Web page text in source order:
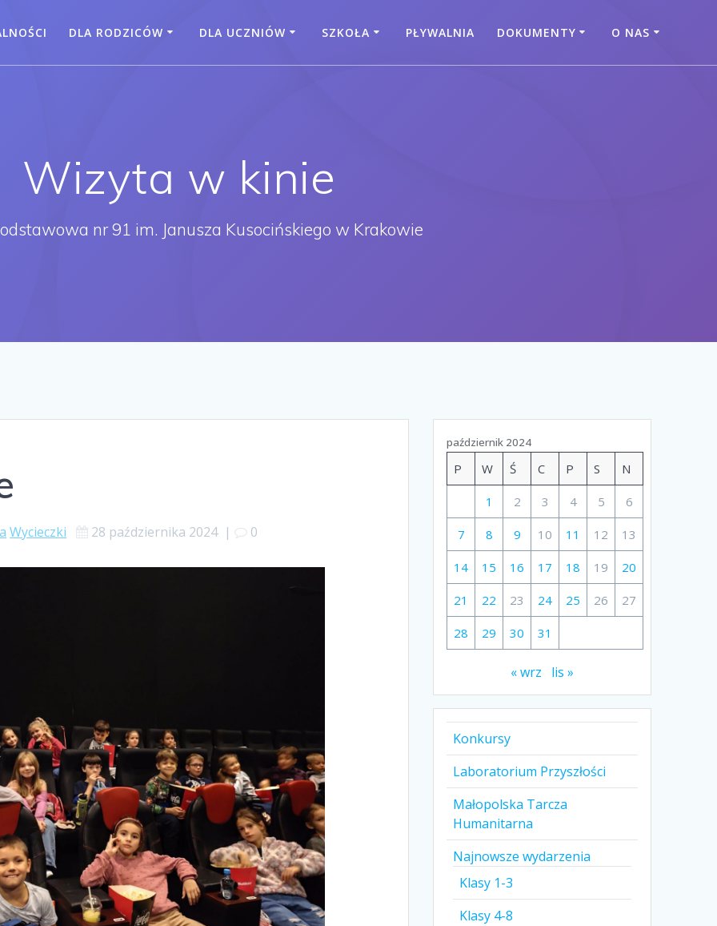
DLA RODZICÓW DLA UCZNIÓW SZKOŁA PŁYWALNIA DOKUMENTY O NAS
Wizyta w kinie
nr 91 im. Janusza Kusocińskiego w Krakowie
Wycieczki 28 października 2024| 0
październik 2024
P W Ś C P S N
1 2 3 4 5 6
7 8 9 10 11 12 13
14 15 16 17 18 19 20
21 22 23 24 25 26 27
28 29 30 31
« wrz lis »
Konkursy
Laboratorium Przyszłości
Małopolska Tarcza
Humanitarna
Najnowsze wydarzenia
Klasy 1-3
Klasy 4-8